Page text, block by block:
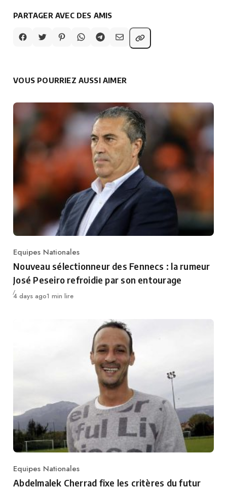
PARTAGER AVEC DES AMIS
VOUS POURRIEZ AUSSI AIMER
Category
Equipes Nationales
Nouveau sélectionneur des Fennecs : la rumeur
José Peseiro refroidie par son entourage
Publié
4 days ago1 min lire
Category
Equipes Nationales
Abdelmalek Cherrad fixe les critères du futur